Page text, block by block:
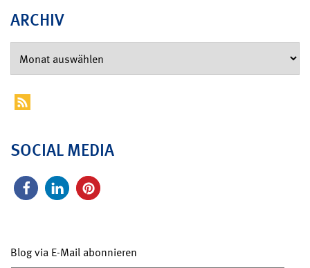
ARCHIV
SOCIAL MEDIA
Blog via E-Mail abonnieren